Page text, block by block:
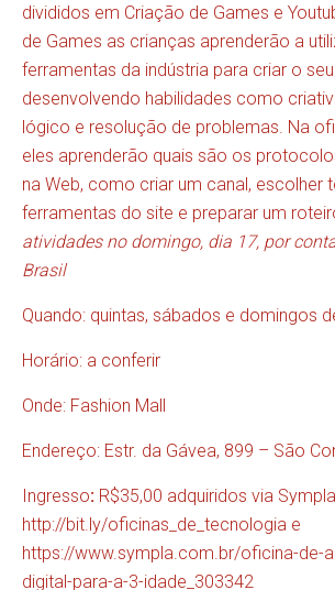
divididos em Criação de Games e
de Games as crianças aprenderão a
ferramentas da indústria para criar o
desenvolvendo habilidades como
lógico e resolução de problemas. Na
eles aprenderão quais são os
na Web, como criar um canal, escolher
ferramentas do site e preparar um
atividades no domingo, dia 17, por
Brasil
Quando: quintas, sábados e domingos
Horário: a conferir
Onde: Fashion Mall
Endereço: Estr. da Gávea, 899 – São
Ingresso: R$35,00 adquiridos via
http://bit.ly/oficinas_de_tecnologia e
https://www.sympla.com.br/oficina-de-
digital-para-a-3-idade_303342